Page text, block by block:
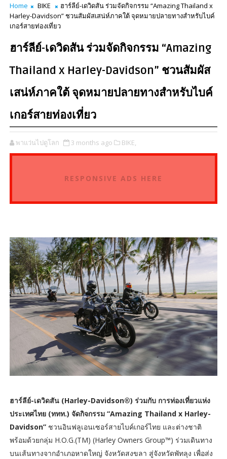
Home BIKE
ฮาร์ลีย์-เดวิดสัน ร่วมจัดกิจกรรม “Amazing Thailand x
Harley-Davidson” ชวนสัมผัสเสน่ห์ภาคใต้ จุดหมายปลายทางสำหรับไบค์
เกอร์สายท่องเที่ยว
ฮาร์ลีย์-เดวิดสัน ร่วมจัดกิจกรรม “Amazing
Thailand x Harley-Davidson” ชวนสัมผัส
เสน่ห์ภาคใต้ จุดหมายปลายทางสำหรับไบค์
เกอร์สายท่องเที่ยว
พาแว่นไปดูโลก 3 months ago BIKE,
RESPONSIVE ADS HERE
ฮาร์ลีย์-เดวิดสัน (Harley-Davidson®) ร่วมกับ การท่องเที่ยวแห่ง
ประเทศไทย (ททท.) จัดกิจกรรม “Amazing Thailand x Harley-
Davidson” ชวนอินฟลูเอนเซอร์สายไบค์เกอร์ไทย และต่างชาติ
พร้อมด้วยกลุ่ม H.O.G.(TM) (Harley Owners Group™) ร่วมเดินทาง
บนเส้นทางจากอำเภอหาดใหญ่ จังหวัดสงขลา สู่จังหวัดพัทลุง เพื่อส่ง